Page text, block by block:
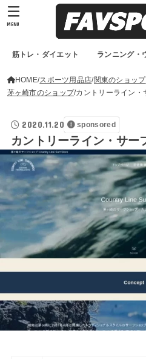
筋トレ・ダイエット ランニング・
MENU
HOME スポーツ用品店 関東のショップ
茅ヶ崎市のショップ カントリーライン・
2020.11.20 sponsored
カントリーライン・サー